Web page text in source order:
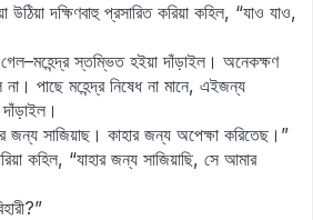
উঠিয়া দক্ষিণবাহু প্রসারিত করিয়া কহিল, “যাও যাও,
গেল–মহেন্দ্র স্তম্ভিত হইয়া দাঁড়াইল। অনেকক্ষণ
না। পাছে মহেন্দ্র নিষেধ না মানে, এইজন্য
জন্য সাজিয়াছ। কাহার জন্য অপেক্ষা করিতেছ।”
কহিল, “যাহার জন্য সাজিয়াছি, সে আমার